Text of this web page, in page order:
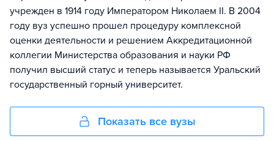
учрежден в 1914 году Императором Николаем II. В 2004
году вуз успешно прошел процедуру комплексной
оценки деятельности и решением Аккредитационной
коллегии Министерства образования и науки РФ
получил высший статус и теперь называется Уральский
государственный горный университет.
Показать все вузы